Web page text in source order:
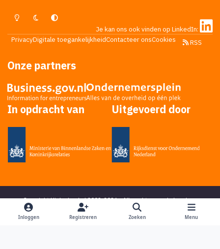
Lichte ModusDonkere ModusSysteemvoorkeur
Je kan ons ook vinden op LinkedIn:
PrivacyDigitale toegankelijkheidContacteer onsCookies RSS
Onze partners
In opdracht van Uitgevoerd door
Copyright Higherlevel.nl 2002-2026 - Alle rechten voorbehouden -
Privacy statement
- Powered by &DoReply
en bedacht door
Inloggen Registreren Zoeken Menu